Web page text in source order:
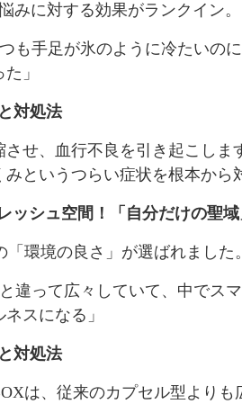
みに対する効果がランクイン。
も手足が氷のように冷たいの
」
対処法
させ、血行不良を引き起こし
というつらい症状を根本から
ッシュ空間！「自分だけの聖域
環境の良さ」が選ばれました。
違って広々していて、中でス
スになる」
対処法
は、従来のカプセル型より